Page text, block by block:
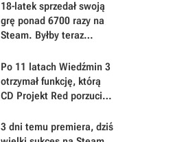
niepokoi w ważnej
kwestii. Można już
pobierać Beast of
18-latek sprzedał swoją
grę ponad 6700 razy na
Steam. Byłby teraz
kupujących nie dokonało
zwrotu
Po 11 latach Wiedźmin 3
otrzymał funkcję, którą
CD Projekt Red porzucił
nie dokończył. Niektóre
rzeczy gracze zobaczą po
3 dni temu premiera, dziś